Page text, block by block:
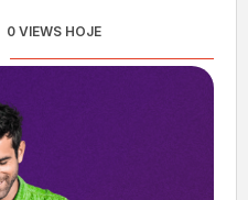
0 VIEWS HOJE